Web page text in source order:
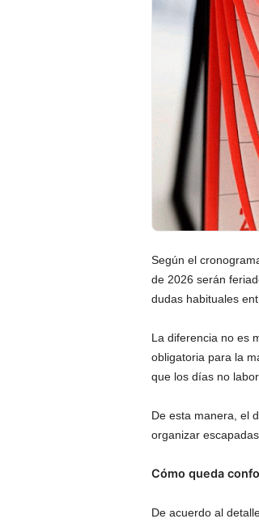
Según el
de 2026 serán
dudas habituales
La diferencia no es
obligatoria para la
que los días no
De esta manera, el
organizar
Cómo queda
De acuerdo al